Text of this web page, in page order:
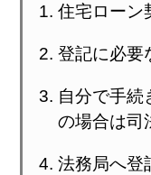
住宅ローン
登記に必要
自分で手続
の場合は司
法務局へ登